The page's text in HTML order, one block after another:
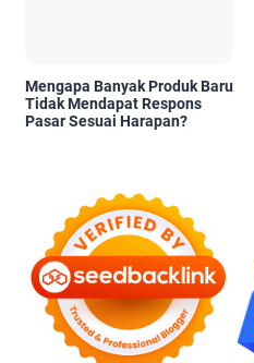
Mengapa Banyak Produk Baru
Tidak Mendapat Respons
Pasar Sesuai Harapan?